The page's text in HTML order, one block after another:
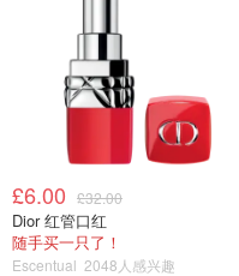
£6.00 £32.00
Dior 红管口红
随手买一只了！
Escentual 2048人感兴趣